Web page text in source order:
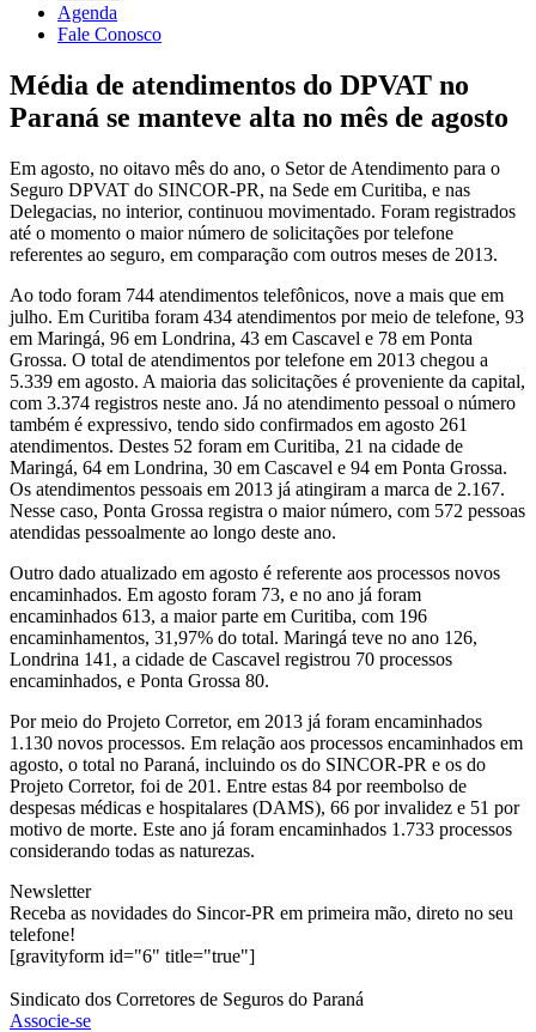
Agenda
Fale Conosco
Média de atendimentos do DPVAT no
Paraná se manteve alta no mês de agosto
Em agosto, no oitavo mês do ano, o Setor de Atendimento para o
Seguro DPVAT do SINCOR-PR, na Sede em Curitiba, e nas
Delegacias, no interior, continuou movimentado. Foram registrados
até o momento o maior número de solicitações por telefone
referentes ao seguro, em comparação com outros meses de 2013.
Ao todo foram 744 atendimentos telefônicos, nove a mais que em
julho. Em Curitiba foram 434 atendimentos por meio de telefone, 93
em Maringá, 96 em Londrina, 43 em Cascavel e 78 em Ponta
Grossa. O total de atendimentos por telefone em 2013 chegou a
5.339 em agosto. A maioria das solicitações é proveniente da capital,
com 3.374 registros neste ano. Já no atendimento pessoal o número
também é expressivo, tendo sido confirmados em agosto 261
atendimentos. Destes 52 foram em Curitiba, 21 na cidade de
Maringá, 64 em Londrina, 30 em Cascavel e 94 em Ponta Grossa.
Os atendimentos pessoais em 2013 já atingiram a marca de 2.167.
Nesse caso, Ponta Grossa registra o maior número, com 572 pessoas
atendidas pessoalmente ao longo deste ano.
Outro dado atualizado em agosto é referente aos processos novos
encaminhados. Em agosto foram 73, e no ano já foram
encaminhados 613, a maior parte em Curitiba, com 196
encaminhamentos, 31,97% do total. Maringá teve no ano 126,
Londrina 141, a cidade de Cascavel registrou 70 processos
encaminhados, e Ponta Grossa 80.
Por meio do Projeto Corretor, em 2013 já foram encaminhados
1.130 novos processos. Em relação aos processos encaminhados em
agosto, o total no Paraná, incluindo os do SINCOR-PR e os do
Projeto Corretor, foi de 201. Entre estas 84 por reembolso de
despesas médicas e hospitalares (DAMS), 66 por invalidez e 51 por
motivo de morte. Este ano já foram encaminhados 1.733 processos
considerando todas as naturezas.
Newsletter
Receba as novidades do Sincor-PR em primeira mão, direto no seu
telefone!
[gravityform id="6" title="true"]
Sindicato dos Corretores de Seguros do Paraná
Associe-se